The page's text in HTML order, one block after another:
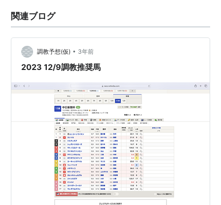
関連ブログ
調教予想(仮) • 3年前
2023 12/9調教推奨馬